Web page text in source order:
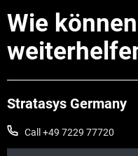
Wie
Stratasys Germany
Call +49 7229 77720